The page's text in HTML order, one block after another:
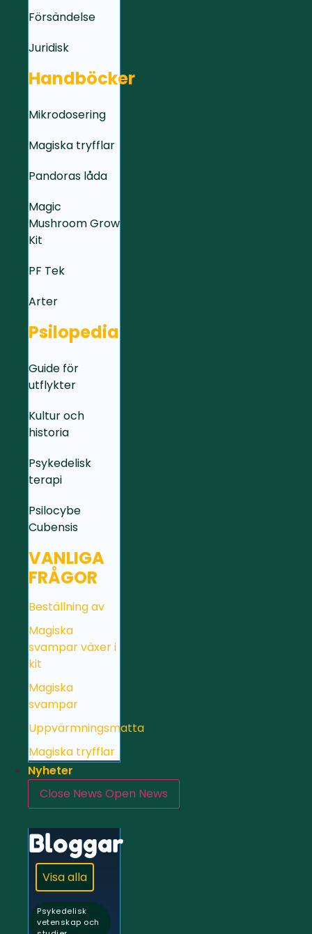
Försändelse
Juridisk
Handböcker
Mikrodosering
Magiska tryfflar
Pandoras låda
Magic
Mushroom Grow
Kit
PF Tek
Arter
Psilopedia
Guide för
utflykter
Kultur och
historia
Psykedelisk
terapi
Psilocybe
Cubensis
VANLIGA
FRÅGOR
Beställning av
Magiska
svampar växer i
kit
Magiska
svampar
Uppvärmningsmatta
Magiska tryfflar
Nyheter
Close News Open News
Bloggar
Visa alla
Psykedelisk
vetenskap och